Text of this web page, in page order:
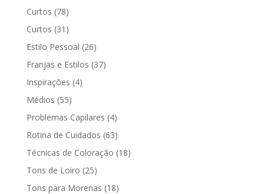
Curtos (78)
Curtos (31)
Estilo Pessoal (26)
Franjas e Estilos (37)
Inspirações (4)
Médios (55)
Problemas Capilares (4)
Rotina de Cuidados (63)
Técnicas de Coloração (18)
Tons de Loiro (25)
Tons para Morenas (18)